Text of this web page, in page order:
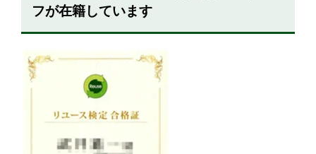
フが在籍しています